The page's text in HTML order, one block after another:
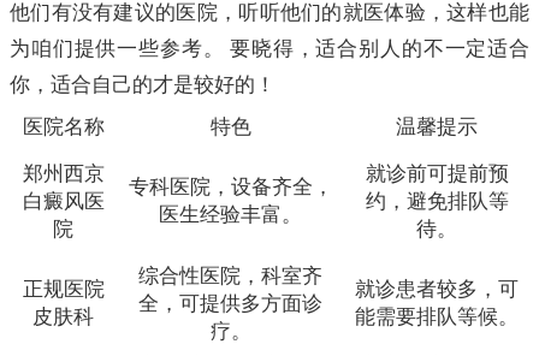
他们有没有建议的医院，听听他们的就医体验，这样也能
为咱们提供一些参考。 要晓得，适合别人的不一定适合
你，适合自己的才是较好的！
医院名称
特色 温馨提示
郑州西京
白癜风医
院
专科医院，设备齐全，
医生经验丰富。
就诊前可提前预
约，避免排队等
待。
正规医院
皮肤科
综合性医院，科室齐
全，可提供多方面诊
疗。
就诊患者较多，可
能需要排队等候。